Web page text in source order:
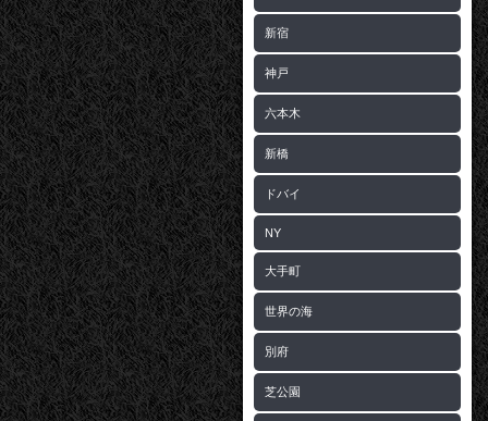
新宿
神戸
六本木
新橋
ドバイ
NY
大手町
世界の海
別府
芝公園